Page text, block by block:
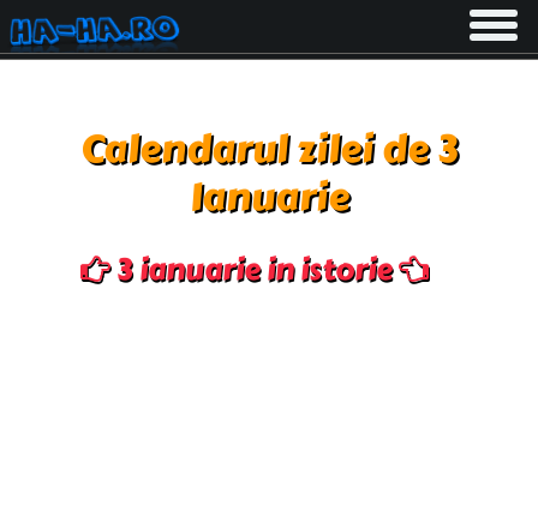
Toggle
Calendarul zilei de 3
Ianuarie
3 ianuarie in istorie